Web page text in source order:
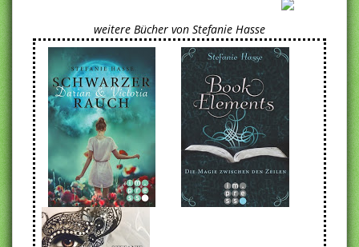
weitere Bücher von Stefanie Hasse